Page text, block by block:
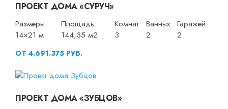
ПРОЕКТ ДОМА «СУРУЧ»
Размеры:
14×21 м
Площадь:
144,35 м2
Комнат:
3
Ванных:
2
Гаражей:
2
ОТ 4.691.375 РУБ.
ПРОЕКТ ДОМА «ЗУБЦОВ»